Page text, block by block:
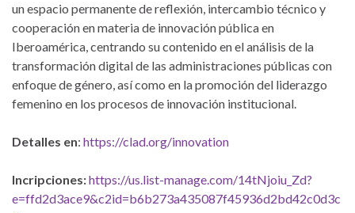
un espacio permanente de reflexión, intercambio técnico y
cooperación en materia de innovación pública en
Iberoamérica, centrando su contenido en el análisis de la
transformación digital de las administraciones públicas con
enfoque de género, así como en la promoción del liderazgo
femenino en los procesos de innovación institucional.
Detalles en: https://clad.org/innovation
Incripciones:https://us.list-manage.com/14tNjoiu_Zd?
e=ffd2d3ace9&c2id=b6b273a435087f45936d2bd42c0d3c